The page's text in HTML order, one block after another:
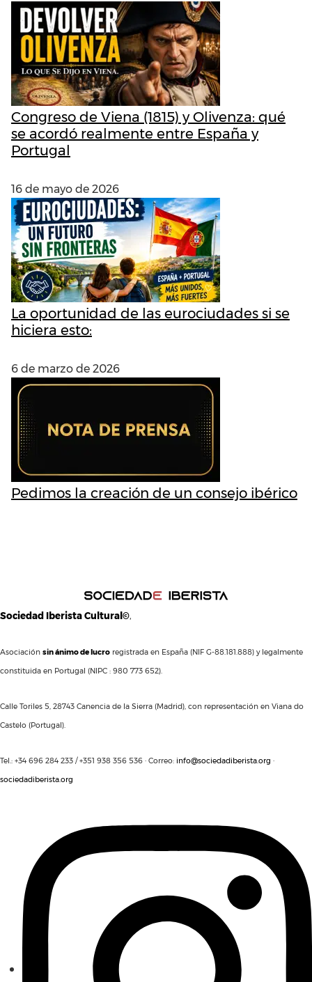
Congreso de Viena (1815) y Olivenza: qué
se acordó realmente entre España y
Portugal
16 de mayo de 2026
La oportunidad de las eurociudades si se
hiciera esto:
6 de marzo de 2026
Pedimos la creación de un consejo ibérico
Sociedad Iberista Cultural©,
Asociación sin ánimo de lucro registrada en España (NIF G-88.181.888) y legalmente
constituida en Portugal (NIPC : 980 773 652).
Calle Toriles 5, 28743 Canencia de la Sierra (Madrid), con representación en Viana do
Castelo (Portugal).
Tel.: +34 696 284 233 / +351 938 356 536 · Correo: info@sociedadiberista.org ·
sociedadiberista.org